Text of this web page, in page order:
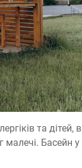
та дітей, в
малечі. Басейн у